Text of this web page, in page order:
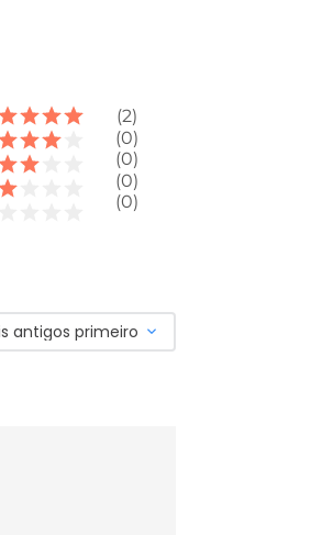
2
0
0
0
0
antigos primeiro